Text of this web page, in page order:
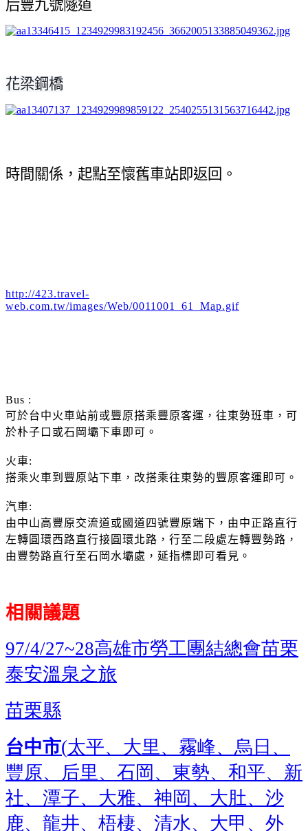
后豐九號隧道
花梁鋼橋
時間關係，起點至懷舊車站即返回。
http://423.travel-
web.com.tw/images/Web/0011001_61_Map.gif
Bus :
可於台中火車站前或豐原搭乘豐原客運，往東勢班車，可
於朴子口或石岡壩下車即可。
火車:
搭乘火車到豐原站下車，改搭乘往東勢的豐原客運即可。
汽車:
由中山高豐原交流道或國道四號豐原端下，由中正路直行
左轉圓環西路直行接圓環北路，行至二段處左轉豐勢路，
由豐勢路直行至石岡水壩處，延指標即可看見。
相關議題
97/4/27~28高雄市勞工團結總會苗栗
泰安溫泉之旅
苗栗縣
台中市(太平、大里、霧峰、烏日、
豐原、后里、石岡、東勢、和平、新
社、潭子、大雅、神岡、大肚、沙
鹿、龍井、梧棲、清水、大甲、外